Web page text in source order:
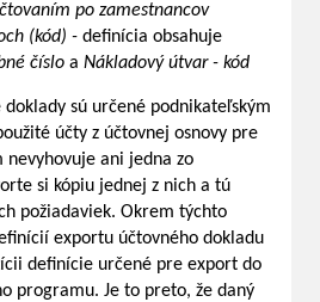
po zamestnancov
(kód) - definícia obsahuje
číslo a Nákladový útvar - kód
sú určené podnikateľským
účty z účtovnej osnovy pre
nevyhovuje ani jedna zo
si kópiu jednej z nich a tú
požiadaviek. Okrem týchto
exportu účtovného dokladu
definície určené pre export do
programu. Je to preto, že daný